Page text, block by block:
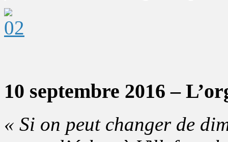
10 septembre 2016 –
« Si on peut changer de